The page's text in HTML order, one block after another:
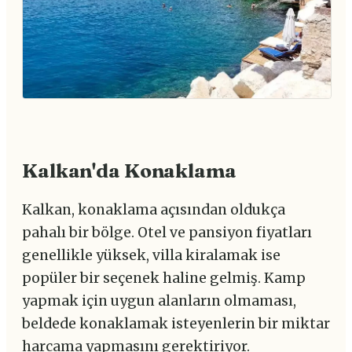
Kalkan'da Konaklama
Kalkan, konaklama açısından oldukça
pahalı bir bölge. Otel ve pansiyon fiyatları
genellikle yüksek, villa kiralamak ise
popüler bir seçenek haline gelmiş. Kamp
yapmak için uygun alanların olmaması,
beldede konaklamak isteyenlerin bir miktar
harcama yapmasını gerektiriyor.